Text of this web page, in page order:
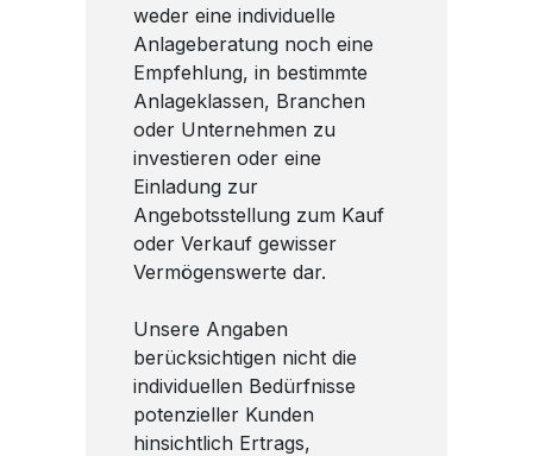
weder eine individuelle
Anlageberatung noch eine
Empfehlung, in bestimmte
Anlageklassen, Branchen
oder Unternehmen zu
investieren oder eine
Einladung zur
Angebotsstellung zum Kauf
oder Verkauf gewisser
Vermögenswerte dar.
Unsere Angaben
berücksichtigen nicht die
individuellen Bedürfnisse
potenzieller Kunden
hinsichtlich Ertrags,